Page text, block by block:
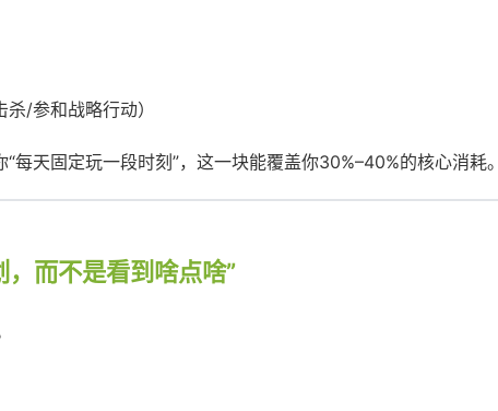
/参和战略行动）
每天固定玩一段时刻”，这一块能覆盖你30%–40%的核心消耗
而不是看到啥点啥”